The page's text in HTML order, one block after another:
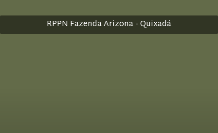
RPPN Fazenda Arizona - Quixadá